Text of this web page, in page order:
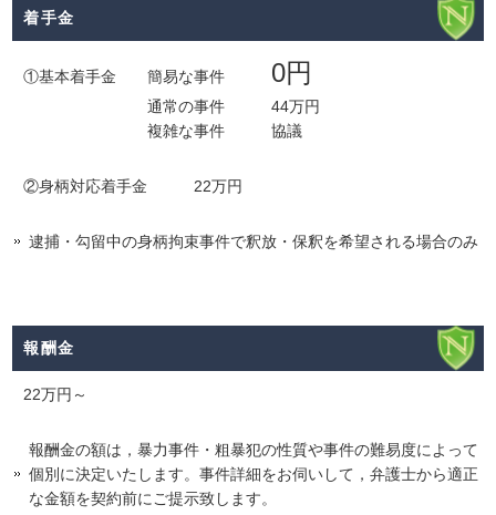
着手金
①基本着手金 簡易な事件 0円
通常の事件 44万円
複雑な事件 協議
②身柄対応着手金 22万円
逮捕・勾留中の身柄拘束事件で釈放・保釈を希望される場合のみ
報酬金
22万円～
報酬金の額は，暴力事件・粗暴犯の性質や事件の難易度によって
個別に決定いたします。事件詳細をお伺いして，弁護士から適正
な金額を契約前にご提示致します。